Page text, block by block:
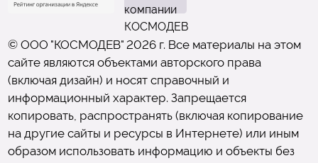
© ООО "КОСМОДЕВ" 2026 г. Все материалы на этом
сайте являются объектами авторского права
(включая дизайн) и носят справочный и
информационный характер. Запрещается
копировать, распространять (включая копирование
на другие сайты и ресурсы в Интернете) или иным
образом использовать информацию и объекты без